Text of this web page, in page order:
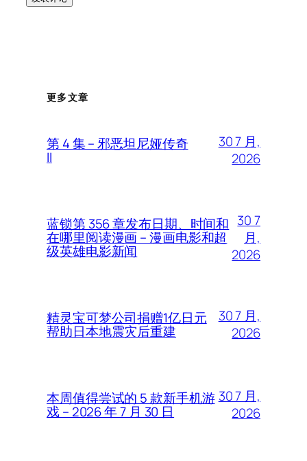
更多文章
第 4 集 – 邪恶坦尼娅传奇
II
30 7 月,
2026
蓝锁第 356 章发布日期、时间和
在哪里阅读漫画 – 漫画电影和超
级英雄电影新闻
30 7
月,
2026
精灵宝可梦公司捐赠1亿日元
帮助日本地震灾后重建
30 7 月,
2026
本周值得尝试的 5 款新手机游
戏 – 2026 年 7 月 30 日
30 7 月,
2026